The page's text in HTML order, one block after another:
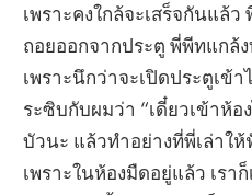
เพราะคงใกล้จะเสร็จกันแล้
ถอยออกจากประตู พี่พีทแกล้ง
เพราะนึกว่าจะเปิดประตูเข้
ระซิบกับผมว่า “เดี๋ยวเข้าห้
บัวนะ แล้วทำอย่างที่พี่เล่าใ
เพราะในห้องมืดอยู่แล้ว เรา